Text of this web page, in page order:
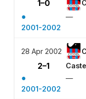
1–0
●
—
2001-2002
28 Apr 2002
2–1
●
—
2001-2002